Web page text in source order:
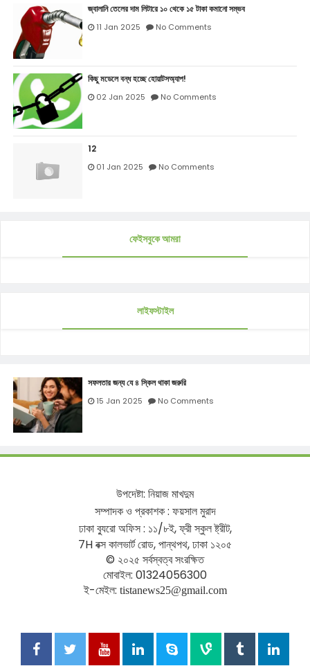
জ্বালানি তেলের দাম লিটারে ১০ থেকে ১৫ টাকা কমানো সম্ভব
11 Jan 2025 No Comments
কিছু মডেলে বন্ধ হচ্ছে হোয়াটসঅ্যাপ!
02 Jan 2025 No Comments
12
01 Jan 2025 No Comments
ফেইসবুকে আমরা
লাইফস্টাইল
সফলতার জন্য যে ৪ স্কিল থাকা জরুরি
15 Jan 2025 No Comments
উপদেষ্টা: নিয়াজমাখদুম
সম্পাদকও প্রকাশক: ফয়সালমুরাদ
ঢাকাব্যুরোঅফিস: ১১/৮ই,ফ্রীস্কুলষ্ট্রীট,
7Hবক্সকালভার্টরোড,পান্থপথ,ঢাকা ১২০৫
© ২০২৫ সর্বস্বত্বসংরক্ষিত
মোবাইল: 01324056300
ই-মেইল: tistanews25@gmail.com